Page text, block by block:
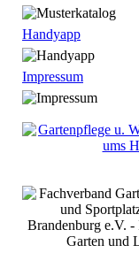
Handyapp
Impressum